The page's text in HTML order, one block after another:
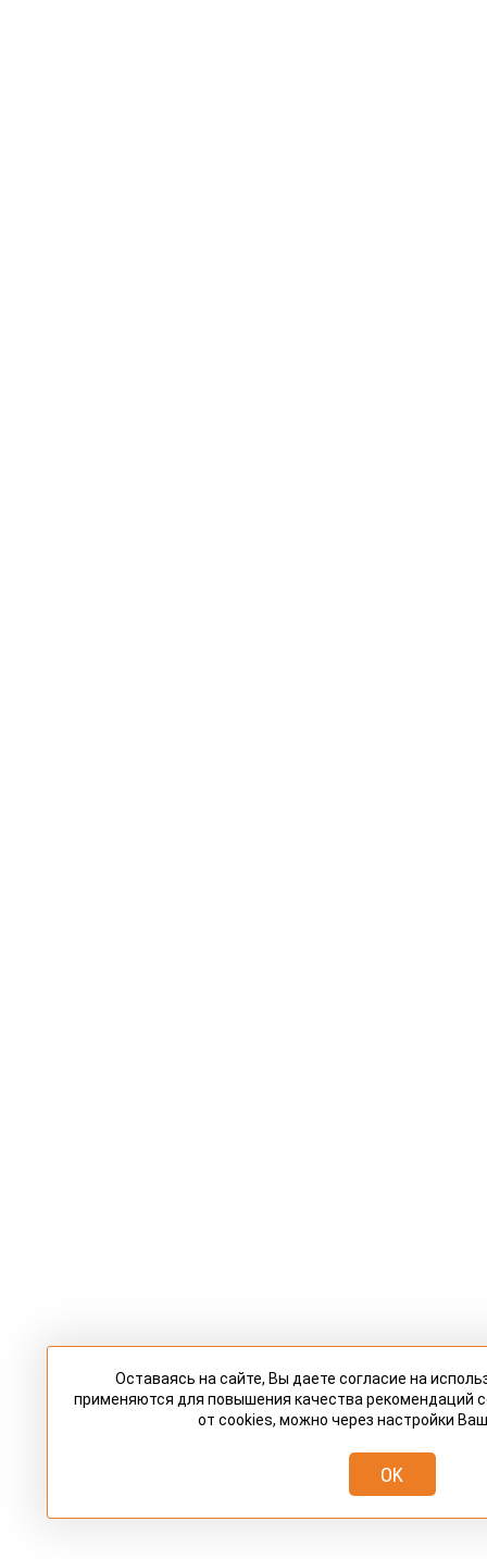
Оставаясь на сайте, Вы даете согласие на
применяются для повышения качества рекомендаций
от cookies, можно через настройки
OK